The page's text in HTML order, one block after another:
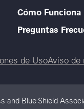
Cómo Funciona
Preguntas
de UsoAviso de
and Blue Shield